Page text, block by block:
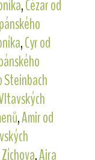
,Cézar od
,Cyr od
Steinbach
,Amir od
,Aira